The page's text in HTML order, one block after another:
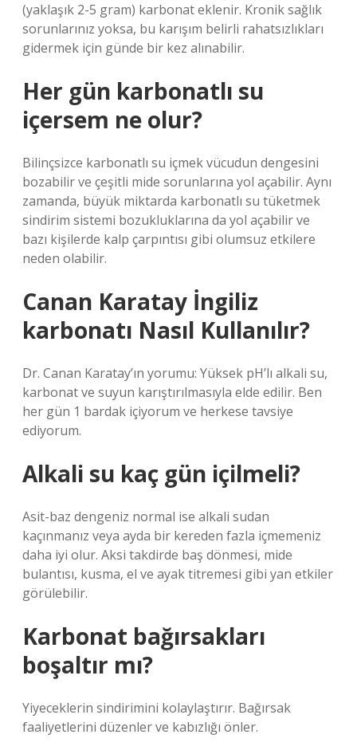
(yaklaşık 2-5 gram) karbonat eklenir. Kronik sağlık
sorunlarınız yoksa, bu karışım belirli rahatsızlıkları
gidermek için günde bir kez alınabilir.
Her gün karbonatlı su
içersem ne olur?
Bilinçsizce karbonatlı su içmek vücudun dengesini
bozabilir ve çeşitli mide sorunlarına yol açabilir. Aynı
zamanda, büyük miktarda karbonatlı su tüketmek
sindirim sistemi bozukluklarına da yol açabilir ve
bazı kişilerde kalp çarpıntısı gibi olumsuz etkilere
neden olabilir.
Canan Karatay İngiliz
karbonatı Nasıl Kullanılır?
Dr. Canan Karatay’ın yorumu: Yüksek pH’lı alkali su,
karbonat ve suyun karıştırılmasıyla elde edilir. Ben
her gün 1 bardak içiyorum ve herkese tavsiye
ediyorum.
Alkali su kaç gün içilmeli?
Asit-baz dengeniz normal ise alkali sudan
kaçınmanız veya ayda bir kereden fazla içmemeniz
daha iyi olur. Aksi takdirde baş dönmesi, mide
bulantısı, kusma, el ve ayak titremesi gibi yan etkiler
görülebilir.
Karbonat bağırsakları
boşaltır mı?
Yiyeceklerin sindirimini kolaylaştırır. Bağırsak
faaliyetlerini düzenler ve kabızlığı önler.